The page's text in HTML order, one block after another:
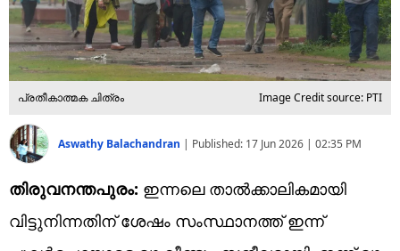
പ്രതീകാത്മക ചിത്രം Image Credit source: PTI
Aswathy Balachandran | Published: 17 Jun 2026 | 02:35 PM
തിരുവനന്തപുരം: ഇന്നലെ താൽക്കാലികമായി
വിട്ടുനിന്നതിന് ശേഷം സംസ്ഥാനത്ത് ഇന്ന്